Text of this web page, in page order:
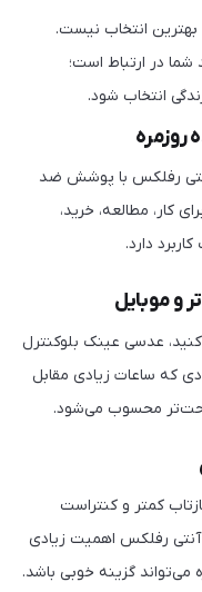
انتخاب نیست.
در ارتباط است؛
انتخاب شود.
روزمره
آنتی رفلکس با پوشش ضد
مطالعه، خرید،
دارد.
و موبایل
عدسی عینک بلوکنترل
که ساعات زیادی مقابل
محسوب می‌شود.
کمتر و کنتراست
رفلکس اهمیت زیادی
می‌تواند گزینه خوبی باشد.